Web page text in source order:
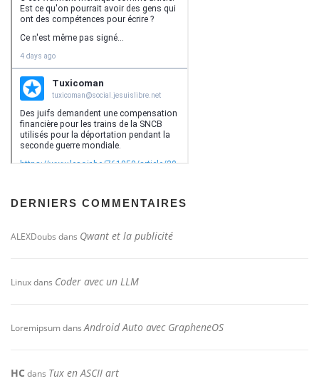
DERNIERS COMMENTAIRES
ALEXDoubs dans Qwant et la publicité
Linuxdans Coder avec un LLM
LoremipsumdansAndroid Auto avec GrapheneOS
HC dans Tux en ASCII art